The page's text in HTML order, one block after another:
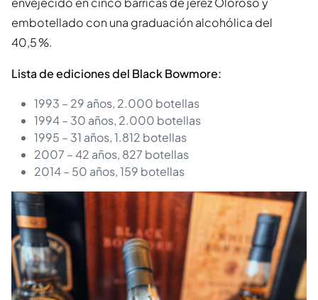
embotellado con una graduación alcohólica del
40,5 %.
Lista de ediciones del Black Bowmore:
1993 – 29 años, 2.000 botellas
1994 – 30 años, 2.000 botellas
1995 – 31 años, 1.812 botellas
2007 – 42 años, 827 botellas
2014 – 50 años, 159 botellas